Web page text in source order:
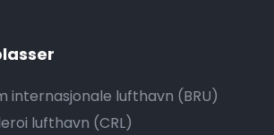
internasjonale lufthavn (BRU)
lufthavn (CRL)